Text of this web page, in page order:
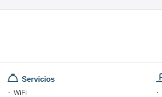
Servicios
WiFi